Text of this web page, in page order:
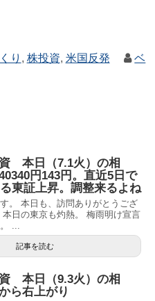
り , 株投資, 米国反発
ベ
本日（7.1火）の相
円143円。直近5日で
東証上昇。調整来るよね
。 本日も、訪問ありがとうござ
日の東京も灼熱。 梅雨明け宣言
...
記事を読む
本日（9.3火）の相
ら右上がり